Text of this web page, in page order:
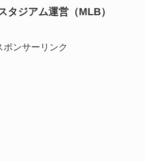
タジアム運営（MLB）
ポンサーリンク